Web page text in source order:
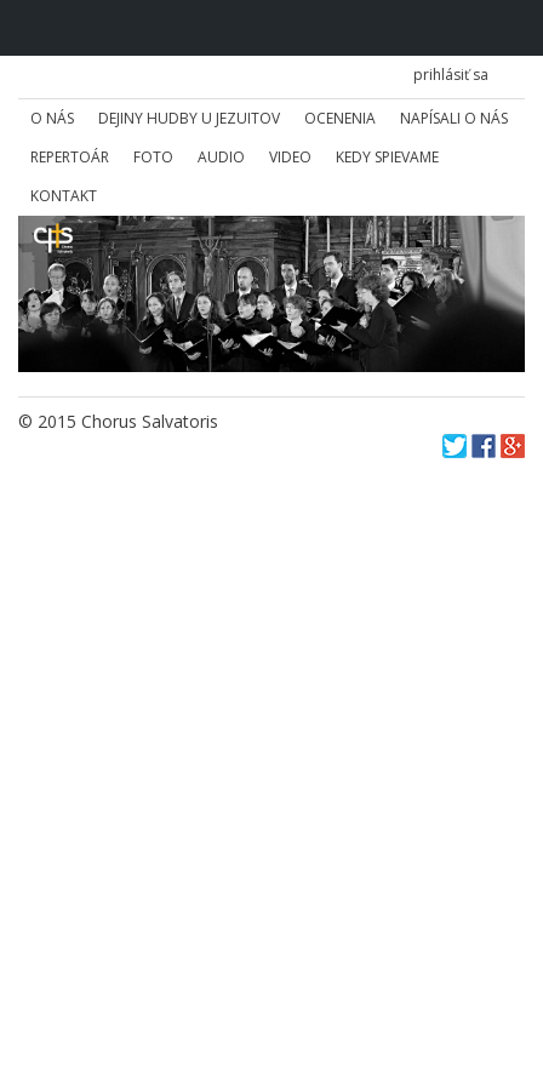
prihlásiť sa
O NÁS DEJINY HUDBY U JEZUITOV OCENENIA
NAPÍSALI O NÁS
REPERTOÁR
FOTO AUDIO VIDEO
KEDY SPIEVAME
KONTAKT
© 2015 Chorus Salvatoris